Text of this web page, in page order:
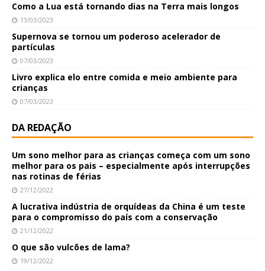
Como a Lua está tornando dias na Terra mais longos
13/03/2023
Supernova se tornou um poderoso acelerador de
partículas
07/03/2023
Livro explica elo entre comida e meio ambiente para
crianças
07/03/2023
DA REDAÇÃO
Um sono melhor para as crianças começa com um sono
melhor para os pais – especialmente após interrupções
nas rotinas de férias
27/12/2022
A lucrativa indústria de orquídeas da China é um teste
para o compromisso do país com a conservação
21/12/2022
O que são vulcões de lama?
19/12/2022